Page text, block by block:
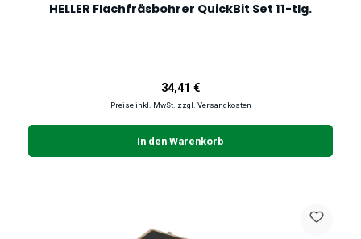
HELLER Flachfräsbohrer QuickBit Set 11-tlg.
Regulärer Preis:
34,41 €
Preise inkl. MwSt. zzgl. Versandkosten
In den Warenkorb